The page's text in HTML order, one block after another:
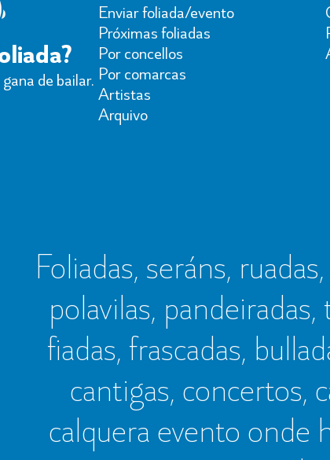
de bailar.
Enviar foliada/evento
Próximas foliadas
Por concellos
Por comarcas
Artistas
Arquivo
Foliadas, seráns,
polavilas,
fiadas, frascadas,
cantigas, concertos,
calquera evento onde